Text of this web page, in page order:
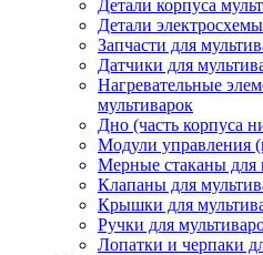
Детали корпуса
Детали
Запчасти для
Датчики для
Нагревательные
мультиварок
Дно (часть корпуса
Модули управления
Мерные стаканы для
Клапаны для
Крышки для
Ручки для
Лопатки и черпаки